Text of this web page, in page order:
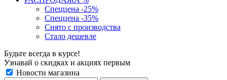
Спеццена -25%
Спеццена -35%
Снято с производства
Стало дешевле
Будьте всегда в курсе!
Узнавай о скидках и акциях первым
Новости магазина